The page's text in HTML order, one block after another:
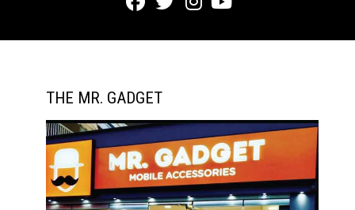
THE MR. GADGET